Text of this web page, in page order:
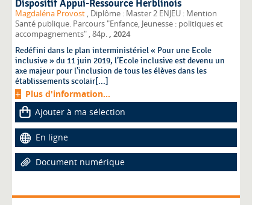
Dispositif Appui-Ressource Herblinois
Magdaléna Provost , Diplôme : Master 2 ENJEU : Mention
Santé publique. Parcours "Enfance, Jeunesse : politiques et
accompagnements" , 84p. , 2024
Redéfini dans le plan interministériel « Pour une Ecole
inclusive » du 11 juin 2019, l’Ecole inclusive est devenu un
axe majeur pour l’inclusion de tous les élèves dans les
établissements scolair[...]
Plus d'information...
Ajouter à ma sélection
En ligne
Document numérique